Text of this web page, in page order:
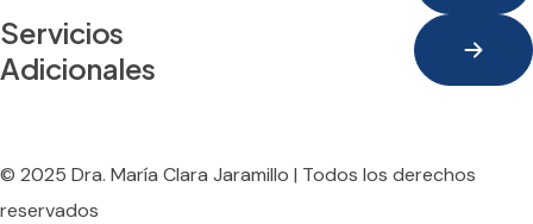
Servicios
Adicionales
© 2025 Dra. María Clara Jaramillo | Todos los derechos
reservados